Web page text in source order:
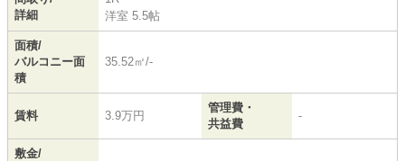
詳細
洋室 5.5帖
面積/
バルコニー面
積
35.52㎡/-
賃料 3.9万円
管理費・
共益費
-
敷金/